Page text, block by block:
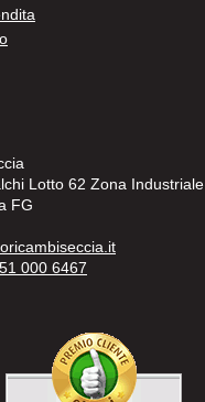
Lotto 62 Zona Industriale
FG
000 6467